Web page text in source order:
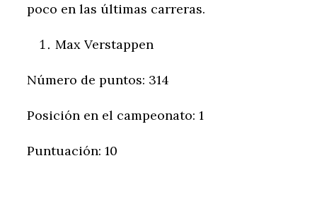
poco en las últimas carreras.
Max Verstappen
Número de puntos: 314
Posición en el campeonato: 1
Puntuación: 10